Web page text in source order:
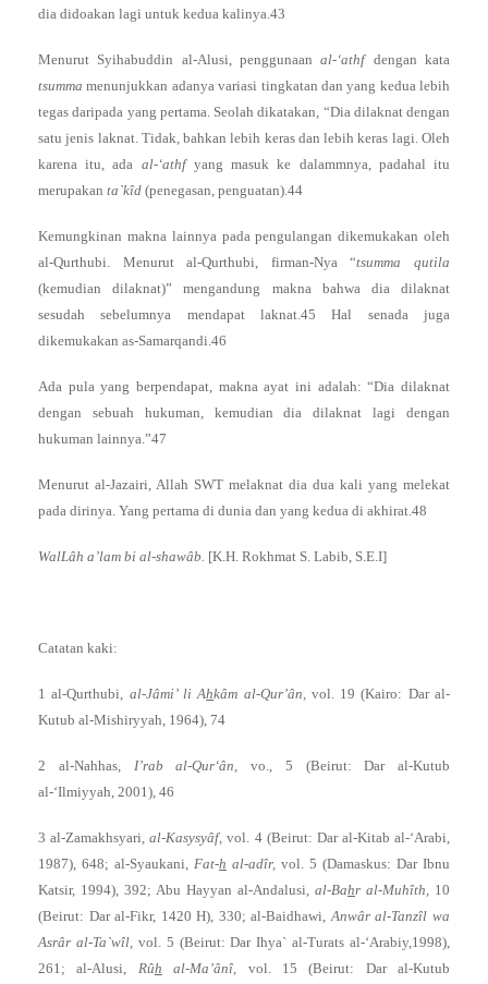
dia didoakan lagi untuk kedua kalinya.43
Menurut Syihabuddin al-Alusi, penggunaanal-‘athf dengan kata
tsummamenunjukkan adanya variasi tingkatan dan yang kedua lebih
tegas daripada yang pertama. Seolah dikatakan, “Dia dilaknat dengan
satu jenis laknat. Tidak, bahkan lebih keras dan lebih keras lagi. Oleh
karena itu, ada al-‘athf yang masuk ke dalammnya, padahal itu
merupakan ta`kîd (penegasan, penguatan).44
Kemungkinan makna lainnya pada pengulangan dikemukakan oleh
al-Qurthubi. Menurut al-Qurthubi, firman-Nya “tsumma qutila
(kemudian dilaknat)” mengandung makna bahwa dia dilaknat
sesudah sebelumnya mendapat laknat.45 Hal senada juga
dikemukakan as-Samarqandi.46
Ada pula yang berpendapat, makna ayat ini adalah: “Dia dilaknat
dengan sebuah hukuman, kemudian dia dilaknat lagi dengan
hukuman lainnya.”47
Menurut al-Jazairi, Allah SWT melaknat dia dua kali yang melekat
pada dirinya. Yang pertama di dunia dan yang kedua di akhirat.48
WalLâh a’lam bi al-shawâb. [K.H. Rokhmat S. Labib, S.E.I]
Catatan kaki:
1 al-Qurthubi, al-Jâmi’ li Ahkâm al-Qur’ân, vol. 19 (Kairo: Dar al-
Kutub al-Mishiryyah, 1964), 74
2 al-Nahhas, I’rab al-Qur‘ân, vo., 5 (Beirut: Dar al-Kutub
al-‘Ilmiyyah, 2001), 46
3 al-Zamakhsyari,al-Kasysyâf,vol. 4 (Beirut: Dar al-Kitab al-‘Arabi,
1987), 648; al-Syaukani, Fat-h al-adîr, vol. 5 (Damaskus: Dar Ibnu
Katsir, 1994), 392; Abu Hayyan al-Andalusi, al-Bahr al-Muhîth, 10
(Beirut: Dar al-Fikr, 1420 H), 330; al-Baidhawi, Anwâr al-Tanzîl wa
Asrâr al-Ta`wîl, vol. 5 (Beirut: Dar Ihya` al-Turats al-‘Arabiy,1998),
261; al-Alusi, Rûh al-Ma’ânî, vol. 15 (Beirut: Dar al-Kutub